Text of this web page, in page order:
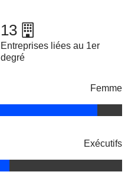
13
Entreprises liées au 1er
degré
Femme
Exécutifs